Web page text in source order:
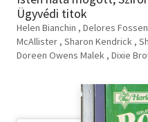
Hobbi, szabadidő
Irodalom
Szakkönyv
Ügyvédi titok
Helen Bianchin Delores Fossen
McAllister Sharon Kendrick
Doreen Owens Malek Dixie